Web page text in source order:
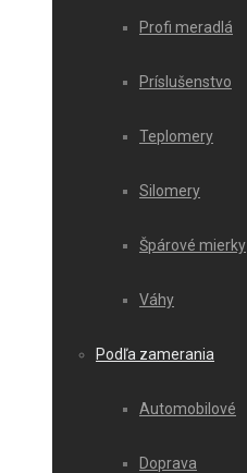
Profi meradlá
Príslušenstvo
Teplomery
Silomery
Špárové mierky
Váhy
Podľa zamerania
Automobilové
Doprava